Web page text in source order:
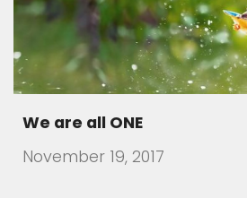
How to detect Balkan
Neighbourh
July 31, 2016
There are travelers that visit a